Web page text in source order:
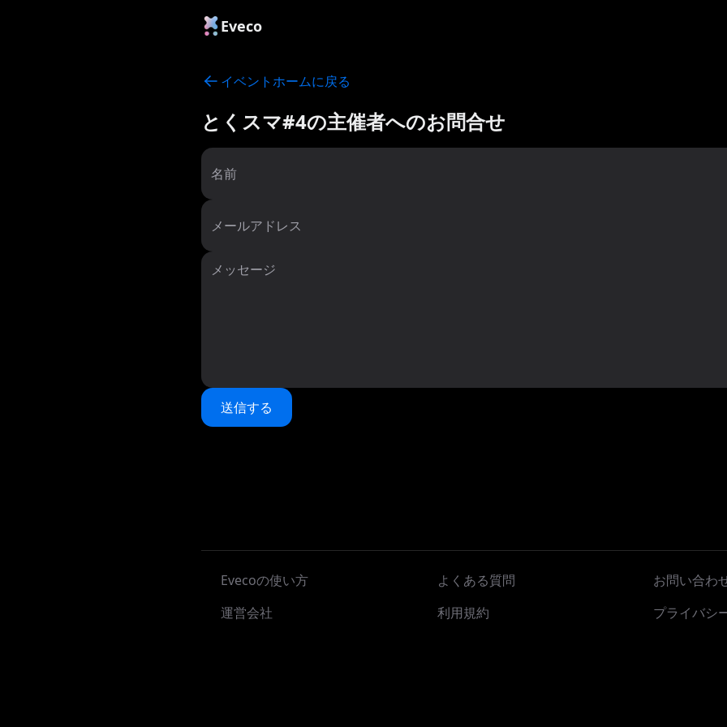
Eveco
イベントホームに戻る
とくスマ#4の主催者へのお問合せ
名前
メールアドレス
メッセージ
送信する
Evecoの使い方 よくある質問
お問い合わ
運営会社
利用規約 プライバシ